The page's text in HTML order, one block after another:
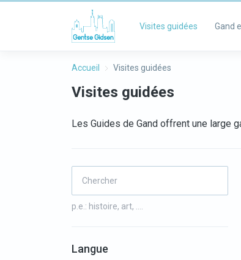
Visites guidées Gand
Accueil Visites guidées
Visites guidées
Les Guides de Gand offrent une large
p.e.: histoire, art, ….
Langue